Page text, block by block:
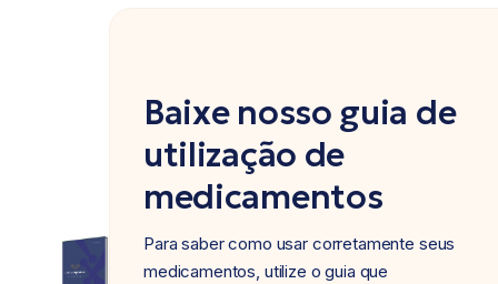
Baixe nosso guia de
utilização de
medicamentos
Para saber como usar corretamente seus
medicamentos, utilize o guia que